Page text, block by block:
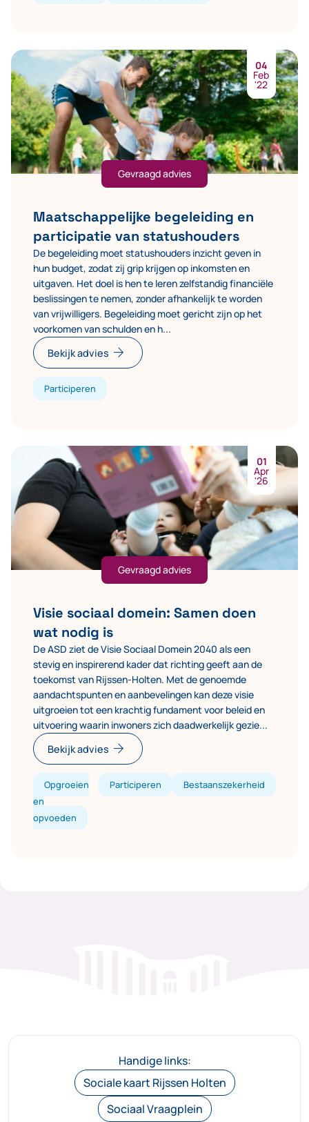
Gevraagd advies
04
Feb
'22
Maatschappelijke begeleiding en
participatie van statushouders
De begeleiding moet statushouders inzicht geven in
hun budget, zodat zij grip krijgen op inkomsten en
uitgaven. Het doel is hen te leren zelfstandig financiële
beslissingen te nemen, zonder afhankelijk te worden
van vrijwilligers. Begeleiding moet gericht zijn op het
voorkomen van schulden en h...
Bekijk advies arrow_forward
Participeren
Gevraagd advies
01
Apr
'26
Visie sociaal domein: Samen doen
wat nodig is
De ASD ziet de Visie Sociaal Domein 2040 als een
stevig en inspirerend kader dat richting geeft aan de
toekomst van Rijssen-Holten. Met de genoemde
aandachtspunten en aanbevelingen kan deze visie
uitgroeien tot een krachtig fundament voor beleid en
uitvoering waarin inwoners zich daadwerkelijk gezie...
Bekijk advies arrow_forward
Opgroeien
en
opvoeden
Participeren Bestaanszekerheid
Handige links:
Sociale kaart Rijssen Holten
Sociaal Vraagplein